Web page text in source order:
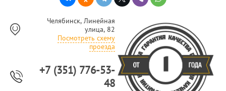
Челябинск, Линейная
улица, 82
Посмотреть схему
проезда
+7 (351) 776-53-
48